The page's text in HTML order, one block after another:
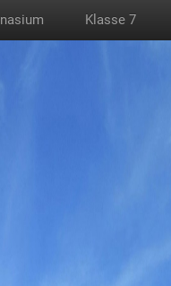
Klasse 7